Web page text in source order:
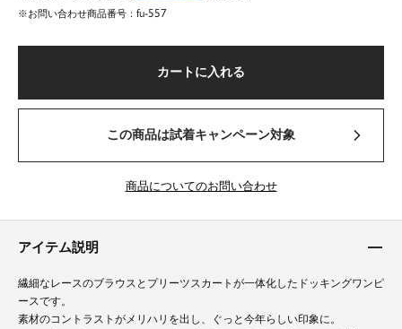
商品番号
fu-557
カートに入れる
この商品は試着キャンペーン対象
商品についてのお問い合わせ
アイテム説明
繊細なレースのブラウスとプリーツスカートが一体化したドッキングワンピ
ースです。
素材のコントラストがメリハリを出し、ぐっと今年らしい印象に。